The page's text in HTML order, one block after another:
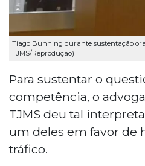
Tiago Bunning durante sustentação
TJMS/Reprodução)
Para sustentar o
competência, o
TJMS deu tal
um deles em favor de
tráfico.